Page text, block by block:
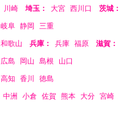
川崎 埼玉： 大宮 西川口 茨城：
岐阜 静岡 三重
和歌山 兵庫： 兵庫 福原 滋賀：
広島 岡山 島根 山口
高知 香川 徳島
中洲 小倉 佐賀 熊本 大分 宮崎